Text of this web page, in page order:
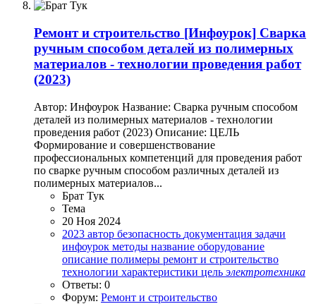
Ремонт и строительство [Инфоурок] Сварка
ручным способом деталей из полимерных
материалов - технологии проведения работ
(2023)
Автор: Инфоурок Название: Сварка ручным способом
деталей из полимерных материалов - технологии
проведения работ (2023) Описание: ЦЕЛЬ
Формирование и совершенствование
профессиональных компетенций для проведения работ
по сварке ручным способом различных деталей из
полимерных материалов...
Брат Тук
Тема
20 Ноя 2024
2023 автор безопасность документация задачи
инфоурок методы название оборудование
описание полимеры ремонт и строительство
технологии характеристики цель электротехника
Ответы: 0
Форум: Ремонт и строительство